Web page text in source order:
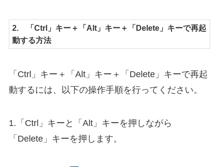
2. 「Ctrl」キー＋「Alt」キー＋「Delete」キーで再起
動する方法
「Ctrl」キー＋「Alt」キー＋「Delete」キーで再起
動するには、以下の操作手順を行ってください。
1.「Ctrl」キーと「Alt」キーを押しながら
「Delete」キーを押します。